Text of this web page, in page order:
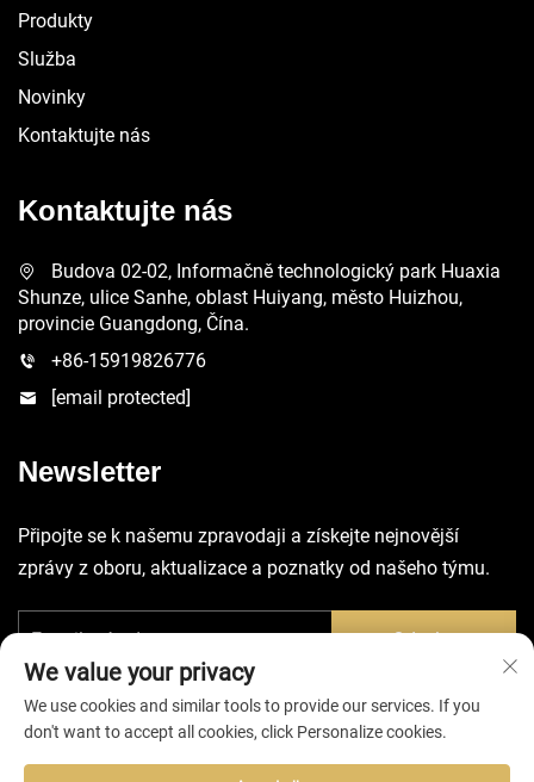
Produkty
Služba
Novinky
Kontaktujte nás
Kontaktujte nás
Budova 02-02, Informačně technologický park Huaxia
Shunze, ulice Sanhe, oblast Huiyang, město Huizhou,
provincie Guangdong, Čína.
+86-15919826776
[email protected]
Newsletter
Připojte se k našemu zpravodaji a získejte nejnovější
zprávy z oboru, aktualizace a poznatky od našeho týmu.
Odeslat
We value your privacy
We use cookies and similar tools to provide our services. If you
don't want to accept all cookies, click Personalize cookies.